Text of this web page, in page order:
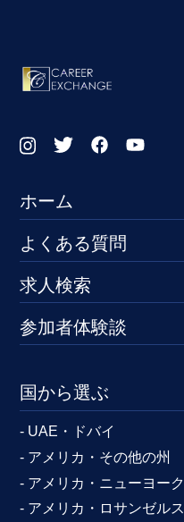
ホーム
よくある質問
求人検索
参加者体験談
国から選ぶ
- UAE・ドバイ
- アメリカ・その他の州
- アメリカ・ニューヨーク
- アメリカ・ロサンゼルス